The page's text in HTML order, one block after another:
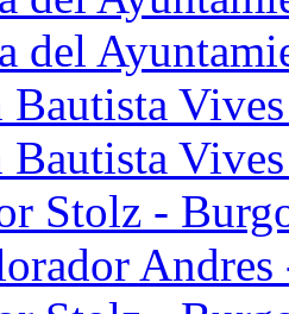
del
Bautista
Bautista
Stolz -
Andres